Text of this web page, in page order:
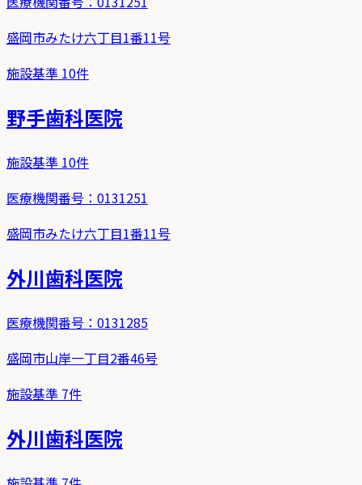
盛岡市みたけ六丁目1番11号
施設基準 10件
野手歯科医院
施設基準 10件
医療機関番号： 0131251
盛岡市みたけ六丁目1番11号
外川歯科医院
医療機関番号： 0131285
盛岡市山岸一丁目2番46号
施設基準 7件
外川歯科医院